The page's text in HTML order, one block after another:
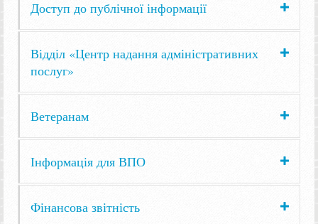
Доступ до публічної інформації
Відділ «Центр надання адміністративних
послуг»
Ветеранам
Інформація для ВПО
Фінансова звітність